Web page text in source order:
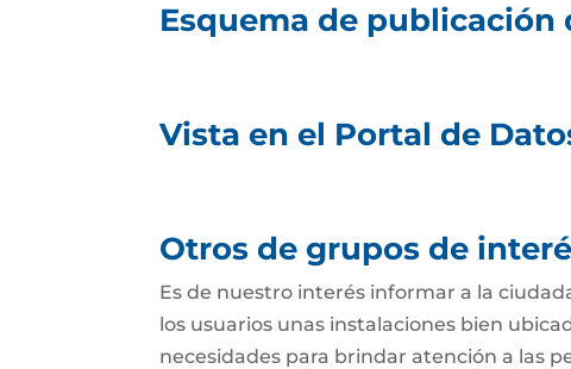
Esquema de
Vista en el Portal de
Otros de grupos de
Es de nuestro interés informar a la
los usuarios unas instalaciones bien
necesidades para brindar atención a las